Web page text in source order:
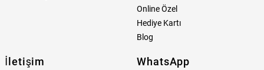
Online Özel
Hediye Kartı
Blog
İletişim WhatsApp